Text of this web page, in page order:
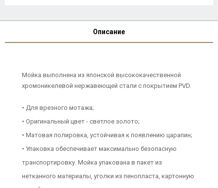
Описание
Мойка выполнена из японской высококачественной
хромоникелевой нержавеющей стали с покрытием PVD.
• Для врезного мотажа;
• Оригинальный цвет - светлое золото;
• Матовая полировка, устойчивая к появлению царапин;
• Упаковка обеспечивает максимально безопасную
транспортировку. Мойка упакована в пакет из
нетканного материалы, уголки из пенопласта, картонную